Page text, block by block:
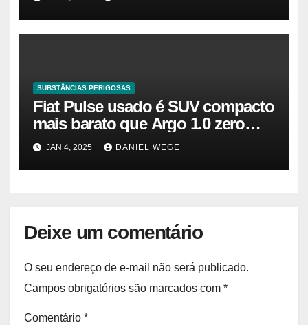
tamanho do mercado, a
participação e a previsão até 2032
SUBSTÂNCIAS PERIGOSAS
Fiat Pulse usado é SUV compacto
mais barato que Argo 1.0 zero
quilômetro
JAN 4, 2025 DANIEL WEGE
Deixe um comentário
O seu endereço de e-mail não será publicado.
Campos obrigatórios são marcados com *
Comentário *